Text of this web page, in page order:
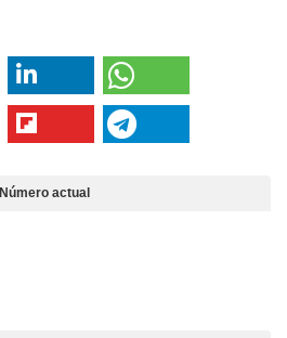
Número actual